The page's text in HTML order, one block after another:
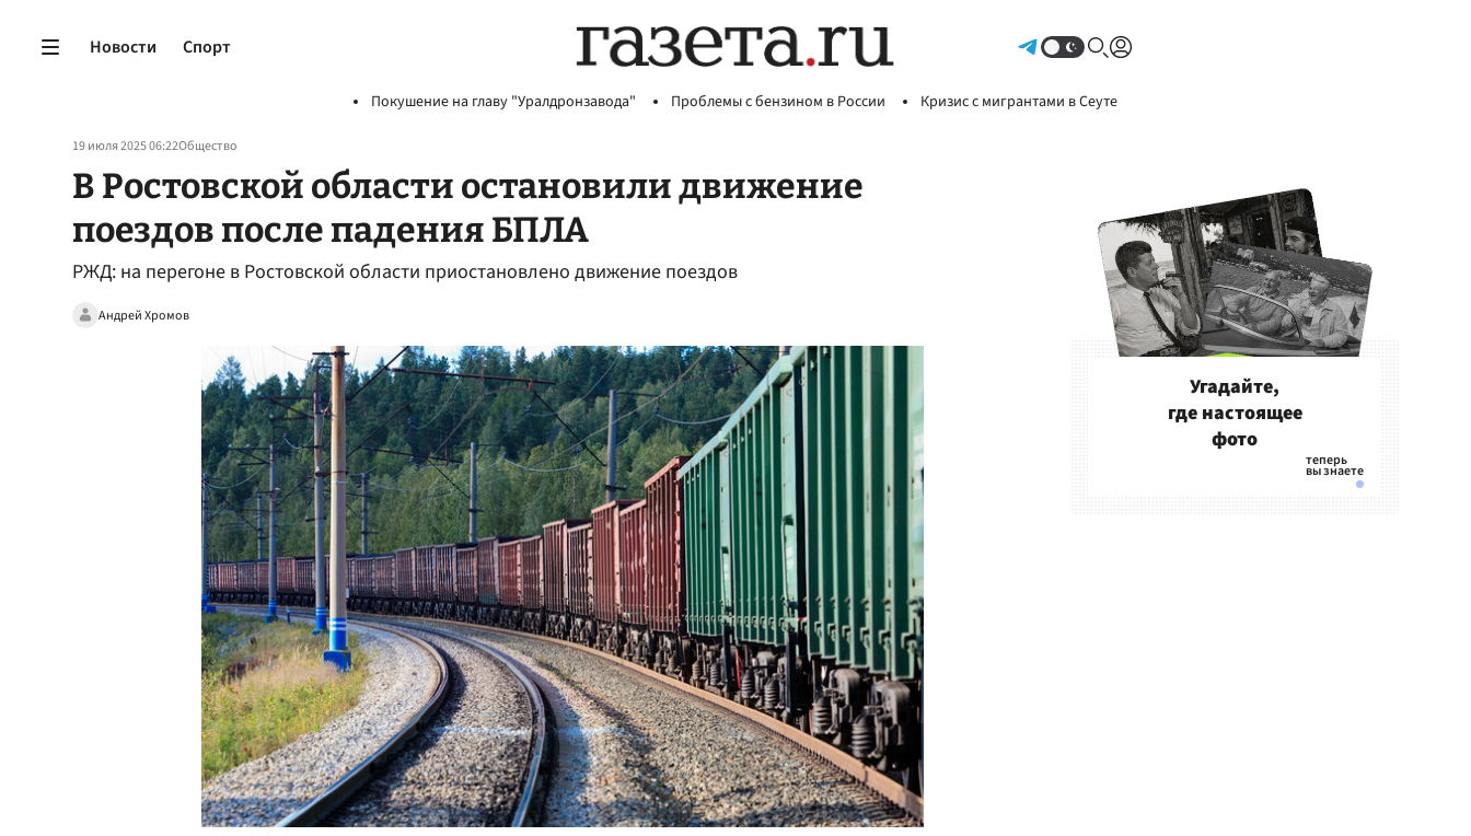
Новости Спорт
Покушение на главу "Уралдронзавода" Проблемы с бензином в России Кризис с мигрантами в Сеуте
19 июля 2025 06:22Общество
В Ростовской области остановили движение
поездов после падения БПЛА
РЖД: на перегоне в Ростовской области приостановлено движение поездов
Андрей Хромов
Угадайте,
где настоящее
фото